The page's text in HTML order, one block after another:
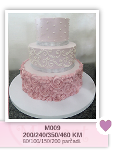
M009
200/240/350/460 KM
80/100/150/200 parčadi.